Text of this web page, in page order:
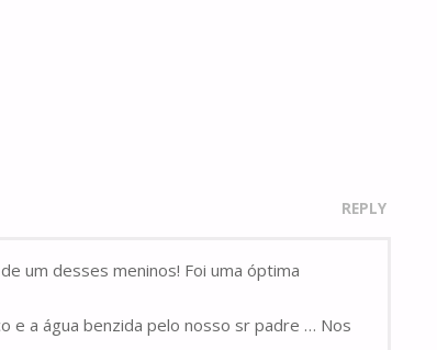
REPLY
um desses meninos! Foi uma óptima
e a água benzida pelo nosso sr padre … Nos